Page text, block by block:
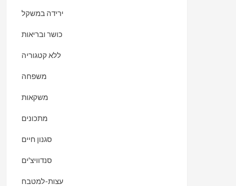
ירידה במשקל
כושר ובריאות
ללא קטגוריה
משפחה
משקאות
מתכונים
סגנון חיים
סנדוויצ'ים
עצות-למטבח